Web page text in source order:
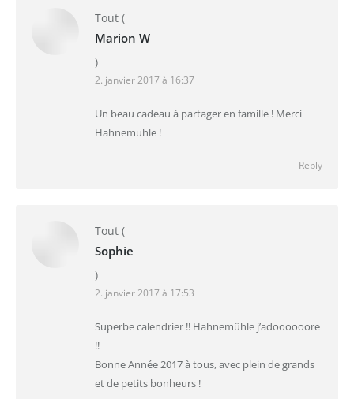
Tout (
Marion W
)
2. janvier 2017 à 16:37
Un beau cadeau à partager en famille ! Merci
Hahnemuhle !
Reply
Tout (
Sophie
)
2. janvier 2017 à 17:53
Superbe calendrier !! Hahnemühle j’adoooooore
!!
Bonne Année 2017 à tous, avec plein de grands
et de petits bonheurs !